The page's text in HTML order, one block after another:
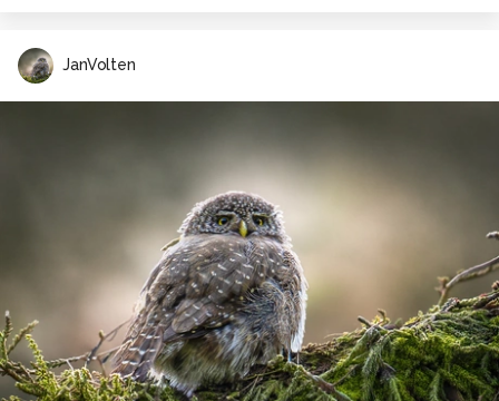
JanVolten